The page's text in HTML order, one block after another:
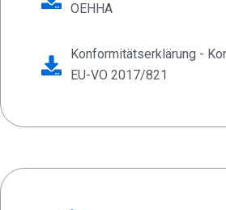
OEHHA
Konformitätserklärung -
EU-VO 2017/821